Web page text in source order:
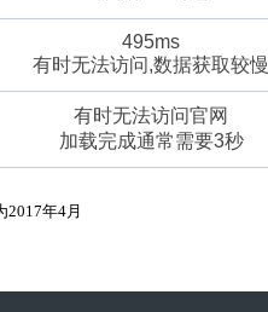
495ms
有时无法访问,数据获取较慢
有时无法访问官网
加载完成通常需要3秒
2017年4月